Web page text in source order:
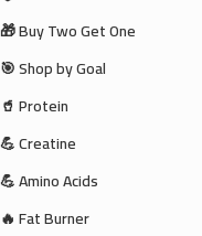
🎁 Buy Two Get One
🎯 Shop by Goal
🥤 Protein
💪 Creatine
💪 Amino Acids
🔥 Fat Burner